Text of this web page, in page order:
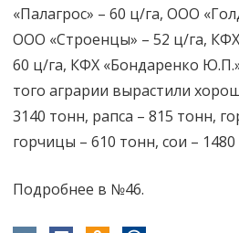
«Палагрос» – 60 ц/га, ООО
ООО «Строенцы» – 52 ц/га,
60 ц/га, КФХ «Бондаренко
того аграрии вырастили
3140 тонн, рапса – 815 тонн,
горчицы – 610 тонн, сои – 1480
Подробнее в №46.